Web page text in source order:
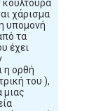
κουλτούρα
χάρισμα
υπομονή
τα
έχει
η ορθή
του ),
μιας